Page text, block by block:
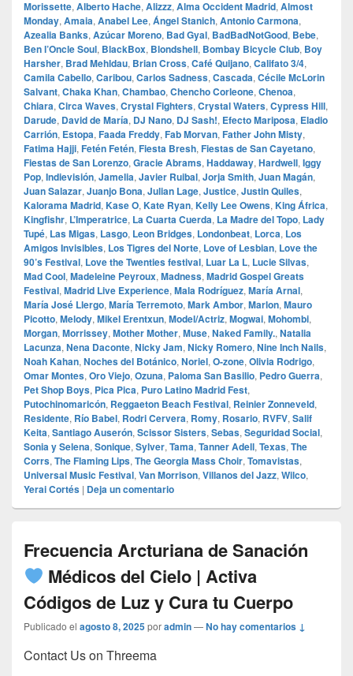
Morissette, Alberto Hache, Alizzz, Alma Occident Madrid, Almost
Monday, Amaia, Anabel Lee, Ángel Stanich, Antonio Carmona,
Azealia Banks, Azúcar Moreno, Bad Gyal, BadBadNotGood, Bebe,
Ben l’Oncle Soul, BlackBox, Blondshell, Bombay Bicycle Club, Boy
Harsher, Brad Mehldau, Brian Cross, Café Quijano, Califato 3/4,
Camila Cabello, Caribou, Carlos Sadness, Cascada, Cécile McLorin
Salvant, Chaka Khan, Chambao, Chencho Corleone, Chenoa,
Chiara, Circa Waves, Crystal Fighters, Crystal Waters, Cypress Hill,
Darude, David de María, DJ Nano, DJ Sash!, Efecto Mariposa, Eladio
Carrión, Estopa, Faada Freddy, Fab Morvan, Father John Misty,
Fatima Hajji, Fetén Fetén, Fiesta Bresh, Fiestas de San Cayetano,
Fiestas de San Lorenzo, Gracie Abrams, Haddaway, Hardwell, Iggy
Pop, Indievisión, Jamelia, Javier Ruibal, Jorja Smith, Juan Magán,
Juan Salazar, Juanjo Bona, Julian Lage, Justice, Justin Quiles,
Kalorama Madrid, Kase O, Kate Ryan, Kelly Lee Owens, King África,
Kingfishr, L’Imperatrice, La Cuarta Cuerda, La Madre del Topo, Lady
Tupé, Las Migas, Lasgo, Leon Bridges, Londonbeat, Lorca, Los
Amigos Invisibles, Los Tigres del Norte, Love of Lesbian, Love the
90’s Festival, Love the Twenties festival, Luar La L, Lucie Silvas,
Mad Cool, Madeleine Peyroux, Madness, Madrid Gospel Greats
Festival, Madrid Live Experience, Mala Rodríguez, María Arnal,
María José Llergo, María Terremoto, Mark Ambor, Marlon, Mauro
Picotto, Melody, Mikel Erentxun, Model/Actriz, Mogwai, Mohombi,
Morgan, Morrissey, Mother Mother, Muse, Naked Family., Natalia
Lacunza, Nena Daconte, Nicky Jam, Nicky Romero, Nine Inch Nails,
Noah Kahan, Noches del Botánico, Noriel, O‑zone, Olivia Rodrigo,
Omar Montes, Oro Viejo, Ozuna, Paloma San Basilio, Pedro Guerra,
Pet Shop Boys, Pica Pica, Puro Latino Madrid Fest,
Putochinomaricón, Reggaeton Beach Festival, Reinier Zonneveld,
Residente, Río Babel, Rodri Cervera, Romy, Rosario, RVFV, Salif
Keita, Santiago Auserón, Scissor Sisters, Sebas, Seguridad Social,
Sonia y Selena, Sonique, Sylver, Tama, Tanner Adell, Texas, The
Corrs, The Flaming Lips, The Georgia Mass Choir, Tomavistas,
Universal Music Festival, Van Morrison, Villanos del Jazz, Wilco,
Yerai Cortés | Deja un comentario
Frecuencia Arcturiana de Sanación
Médicos del Cielo | Activa
Códigos de Luz y Cura tu Cuerpo
Publicado el agosto 8, 2025poradmin—No hay comentarios ↓
Contact Us on Threema